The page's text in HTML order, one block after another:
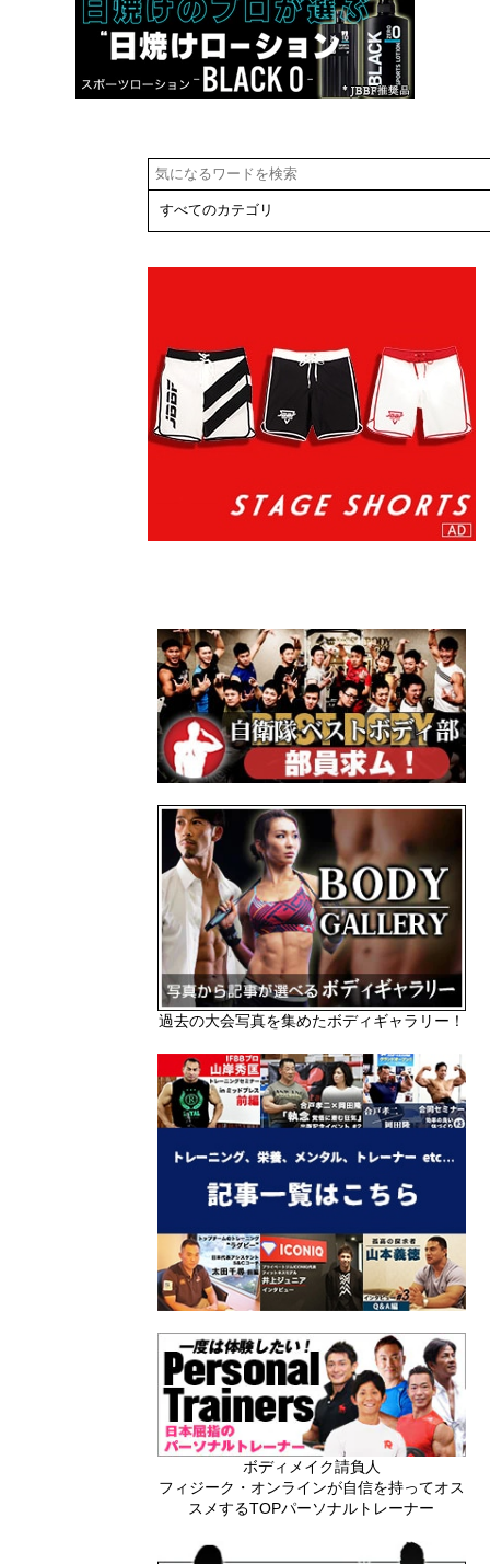
デュブライル
の理論
過去の大会写真を集めたボディギャラリー！
ボディメイク請負人
フィジーク・オンラインが自信を持ってオス
スメするTOPパーソナルトレーナー